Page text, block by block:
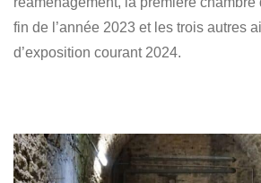
fin de l’année 2023 et les trois autres
d’exposition courant 2024. ​